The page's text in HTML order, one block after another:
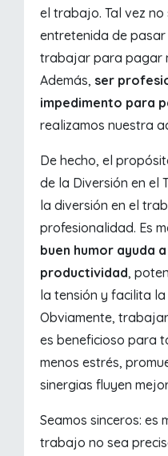
el trabajo. Tal vez
entretenida de
trabajar para pagar
Además, ser
impedimento para
realizamos nuestra
De hecho, el
de la Diversión en el
la diversión en el
profesionalidad. Es
buen humor ayuda
productividad,
la tensión y facilita
Obviamente,
es beneficioso para
menos estrés,
sinergias fluyen
Seamos sinceros: es
trabajo no sea